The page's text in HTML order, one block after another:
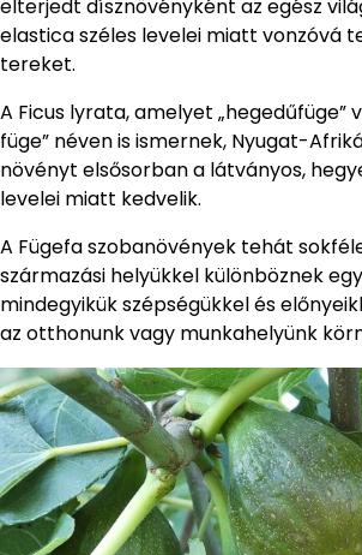
elterjedt dísznövényként az egész
elastica széles levelei miatt vonzóvá
tereket.
A Ficus lyrata, amelyet „hegedűfüge”
füge” néven is ismernek, Nyugat-
növényt elsősorban a látványos,
levelei miatt kedvelik.
A Fügefa szobanövények tehát
származási helyükkel különböznek
mindegyikük szépségükkel és
az otthonunk vagy munkahelyünk